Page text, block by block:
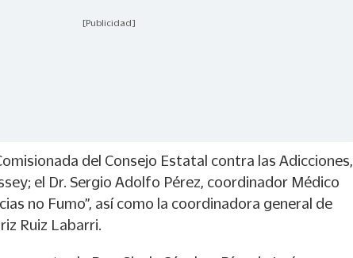
[Publicidad]
del Consejo Estatal contra las Adicciones,
el Dr. Sergio Adolfo Pérez, coordinador Médico
no Fumo”, así como la coordinadora general de
Ruiz Labarri.